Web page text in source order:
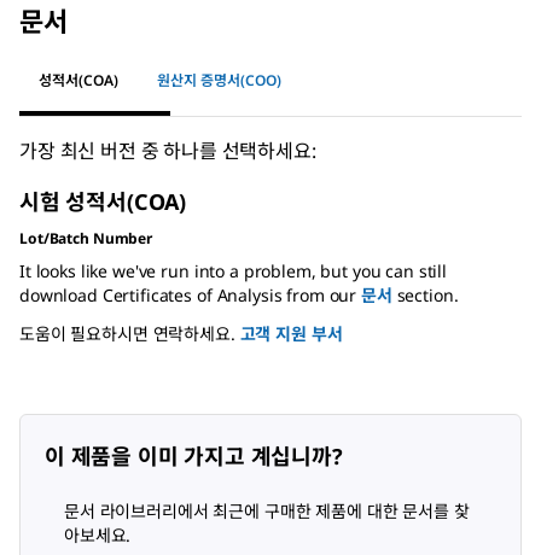
문서
성적서(COA) 원산지 증명서(COO)
가장 최신 버전 중 하나를 선택하세요:
시험 성적서(COA)
Lot/Batch Number
It looks like we've run into a problem, but you can still
download Certificates of Analysis from our 문서 section.
도움이 필요하시면 연락하세요. 고객 지원 부서
이 제품을 이미 가지고 계십니까?
문서 라이브러리에서 최근에 구매한 제품에 대한 문서를 찾
아보세요.